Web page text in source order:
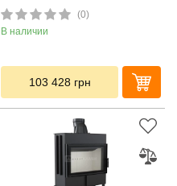
(0)
В наличии
103 428 грн